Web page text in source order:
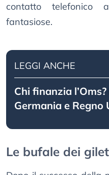
contatto telefonico
fantasiose.
LEGGI ANCHE
Chi finanzia
Germania e Regno
Le bufale dei